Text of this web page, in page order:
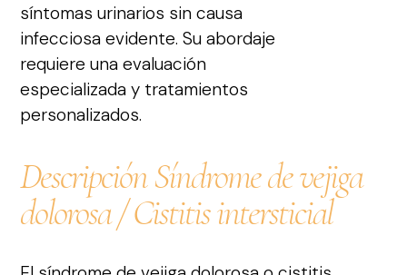
síntomas urinarios sin causa
infecciosa evidente. Su abordaje
requiere una evaluación
especializada y tratamientos
personalizados.
Descripción Síndrome de vejiga
dolorosa / Cistitis intersticial